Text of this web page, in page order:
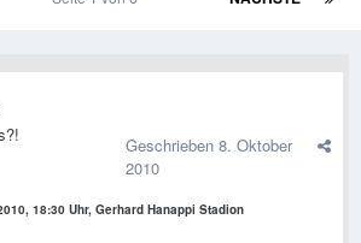
Geschrieben 8. Oktober
2010
18:30 Uhr, Gerhard Hanappi Stadion